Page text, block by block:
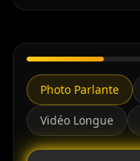
Photo Parlante
Vidéo Longue